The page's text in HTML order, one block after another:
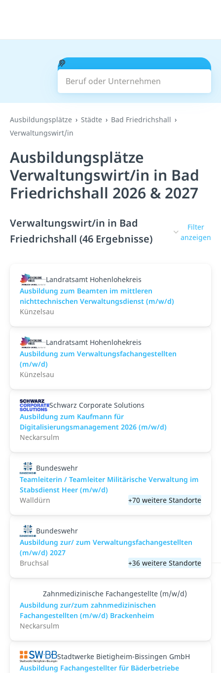
Beruf oder Unternehmen
Suchen
Ausbildungsplätze Städte
Bad Friedrichshall
Verwaltungswirt/in
Ausbildungsplätze
Verwaltungswirt/in in Bad
Friedrichshall 2026 & 2027
Verwaltungswirt/in in Bad
Friedrichshall (46 Ergebnisse)
Filter
anzeigen
Landratsamt Hohenlohekreis
Ausbildung zum Beamten im mittleren
nichttechnischen Verwaltungsdienst (m/w/d)
Künzelsau
Landratsamt Hohenlohekreis
Ausbildung zum Verwaltungsfachangestellten
(m/w/d)
Künzelsau
Schwarz Corporate Solutions
Ausbildung zum Kaufmann für
Digitalisierungsmanagement 2026 (m/w/d)
Neckarsulm
Bundeswehr
Teamleiterin / Teamleiter Militärische Verwaltung im
Stabsdienst Heer (m/w/d)
Walldürn
+70 weitere Standorte
Bundeswehr
Ausbildung zur/ zum Verwaltungsfachangestellten
(m/w/d) 2027
Bruchsal
+36 weitere Standorte
Zahnmedizinische Fachangestellte (m/w/d)
Ausbildung zur/zum zahnmedizinischen
Fachangestellten (m/w/d) Brackenheim
Neckarsulm
Stadtwerke Bietigheim-Bissingen GmbH
Ausbildung Fachangestellter für Bäderbetriebe